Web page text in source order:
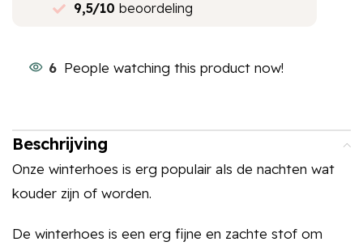
9,5/10 beoordeling
6 People watching this product now!
Beschrijving
Onze winterhoes is erg populair als de nachten wat
kouder zijn of worden.
De winterhoes is een erg fijne en zachte stof om